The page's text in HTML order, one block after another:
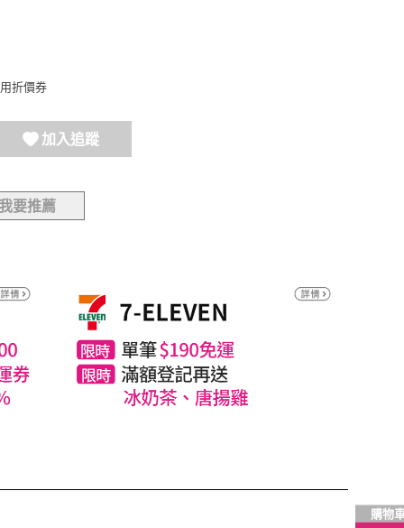
折價券
加入追蹤
要推薦
購物